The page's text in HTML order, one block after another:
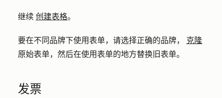
继续 创建表格。
要在不同品牌下使用表单，请选择正确的品牌， 克隆
原始表单，然后在使用表单的地方替换旧表单。
发票